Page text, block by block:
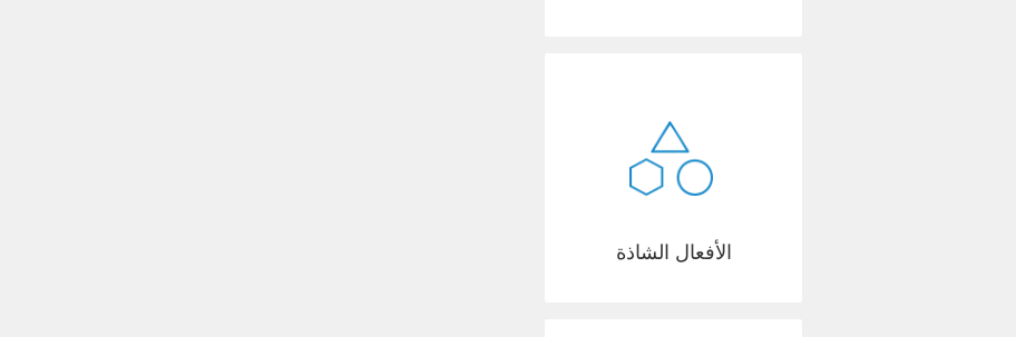
الأفعال الشاذة